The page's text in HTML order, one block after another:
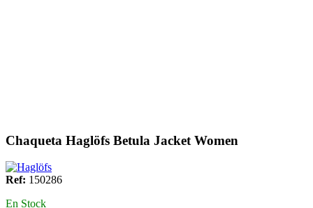
Chaqueta Haglöfs Betula Jacket Women
Ref: 150286
En Stock